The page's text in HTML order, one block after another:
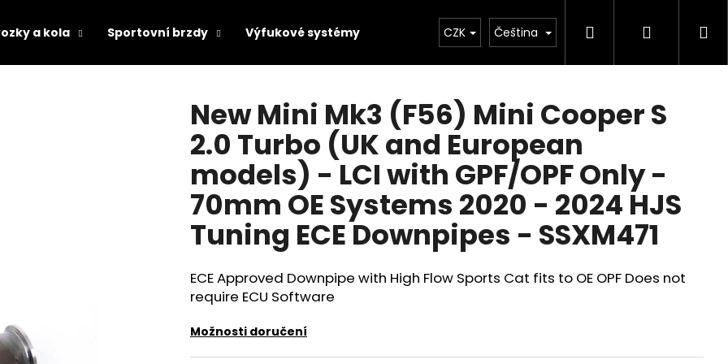
a kola Sportovní brzdy Výfukové systémy Chiptuning Projekty Exteriér Ostatní
CZK Čeština Hledat
New Mini Mk3 (F56) Mini Cooper S
2.0 Turbo (UK and European
models) - LCI with GPF/OPF Only -
70mm OE Systems 2020 - 2024 HJS
Tuning ECE Downpipes - SSXM471
ECE Approved Downpipe with High Flow Sports Cat fits to OE OPF Does not
require ECU Software
Možnosti doručení
HLEDAT